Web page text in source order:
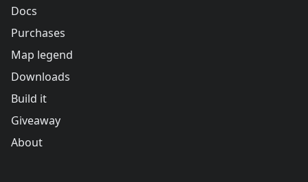
Docs
Purchases
Map legend
Downloads
Build it
Giveaway
About